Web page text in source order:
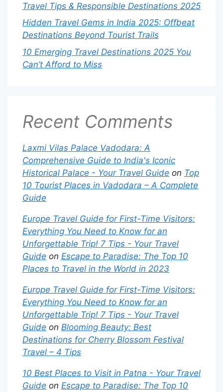
Travel Tips & Responsible Destinations 2025
Hidden Travel Gems in India 2025: Offbeat
Destinations Beyond Tourist Trails
10 Emerging Travel Destinations 2025 You
Can’t Afford to Miss
Recent Comments
Laxmi Vilas Palace Vadodara: A
Comprehensive Guide to India's Iconic
Historical Palace - Your Travel Guide on Top
10 Tourist Places in Vadodara – A Complete
Guide
Europe Travel Guide for First-Time Visitors:
Everything You Need to Know for an
Unforgettable Trip! 7 Tips - Your Travel
Guide on Escape to Paradise: The Top 10
Places to Travel in the World in 2023
Europe Travel Guide for First-Time Visitors:
Everything You Need to Know for an
Unforgettable Trip! 7 Tips - Your Travel
Guide on Blooming Beauty: Best
Destinations for Cherry Blossom Festival
Travel – 4 Tips
10 Best Places to Visit in Patna - Your Travel
Guide on Escape to Paradise: The Top 10